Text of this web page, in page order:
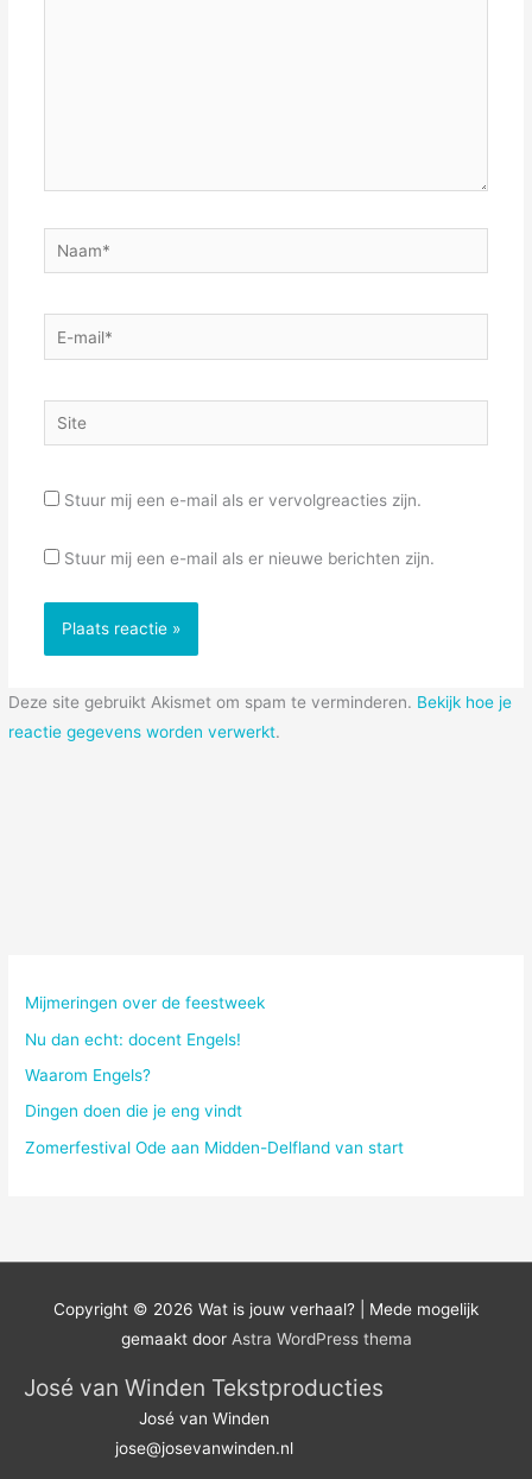
Naam*
E-
mail*
Site
Stuur mij een e-mail als er vervolgreacties zijn.
Stuur mij een e-mail als er nieuwe berichten zijn.
Deze site gebruikt Akismet om spam te verminderen. Bekijk hoe je
reactie gegevens worden verwerkt.
Mijmeringen over de feestweek
Nu dan echt: docent Engels!
Waarom Engels?
Dingen doen die je eng vindt
Zomerfestival Ode aan Midden-Delfland van start
Copyright © 2026 Wat is jouw verhaal? | Mede mogelijk
gemaakt door Astra WordPress thema
José van Winden Tekstproducties
José van Winden
jose@josevanwinden.nl